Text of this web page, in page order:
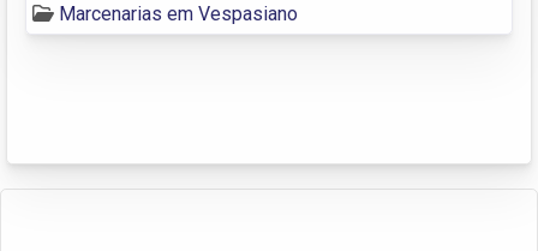
Marcenarias em Vespasiano